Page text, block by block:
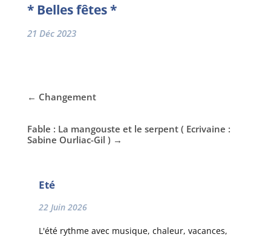
* Belles fêtes *
21 Déc 2023
← Changement
Fable : La mangouste et le serpent ( Ecrivaine :
Sabine Ourliac-Gil ) →
Eté
22 Juin 2026
L'été rythme avec musique, chaleur, vacances,